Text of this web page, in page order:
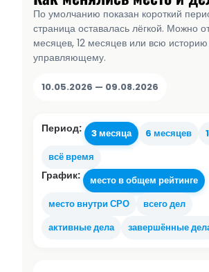
По умолчанию показан короткий
страница оставалась лёгкой. Можно
месяцев, 12 месяцев или всю
управляющему.
10.05.2026 — 09.08.2026
Период: 3 месяца 6 месяцев
всё время
График:
место в общем рейтинге
место внутри СРО
всего дел
активные дела
завершённые